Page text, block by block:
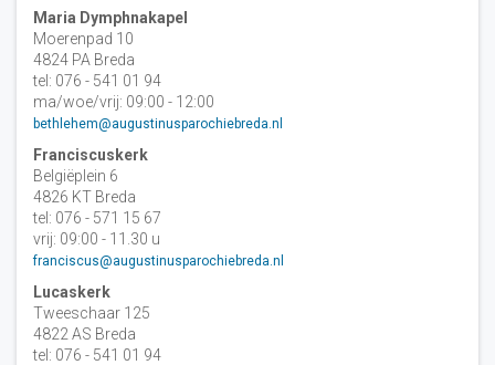
Maria Dymphnakapel
Moerenpad 10
4824 PA Breda
tel: 076 - 541 01 94
ma/woe/vrij: 09:00 - 12:00
bethlehem@augustinusparochiebreda.nl
Franciscuskerk
Belgiëplein 6
4826 KT Breda
tel: 076 - 571 15 67
vrij: 09:00 - 11.30 u
franciscus@augustinusparochiebreda.nl
Lucaskerk
Tweeschaar 125
4822 AS Breda
tel: 076 - 541 01 94